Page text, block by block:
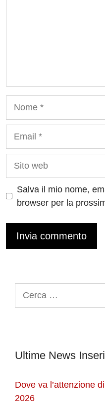
Salva il mio nome,
browser per la
Ultime News
Dove va l’attenzione
2026